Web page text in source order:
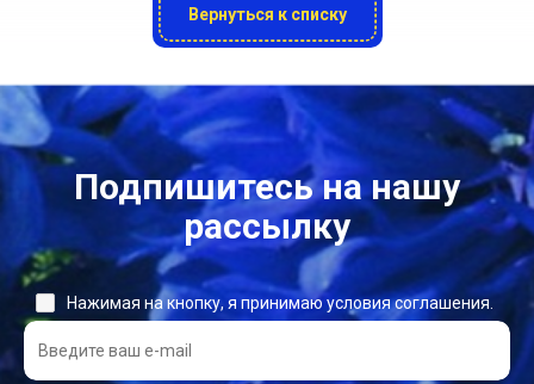
Вернуться к списку
Подпишитесь на нашу
рассылку
Нажимая на кнопку, я принимаю условия соглашения.